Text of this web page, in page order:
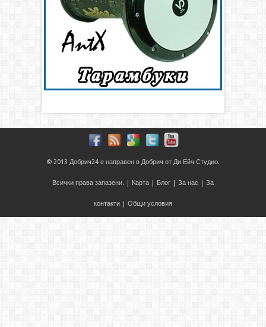
© 2013 Добрич24 е направен в Добрич от Ди Ейч Студио.
Всички права запазени. | Карта Блог За нас За
контакти Общи условия